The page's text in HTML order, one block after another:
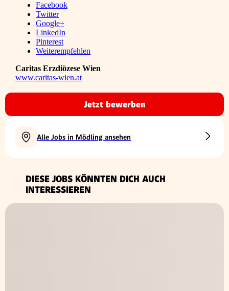
Facebook
Twitter
Google+
LinkedIn
Pinterest
Weiterempfehlen
Caritas Erzdiözese Wien
www.caritas-wien.at
Jetzt bewerben
Alle Jobs in Mödling ansehen
DIESE JOBS KÖNNTEN DICH AUCH
INTERESSIEREN